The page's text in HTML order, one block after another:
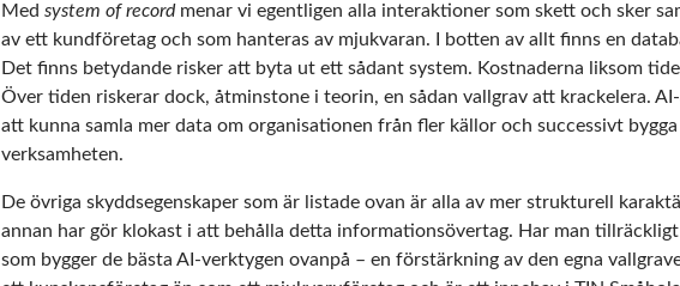
Med system of recordmenar vi egentligen alla interaktioner som skett och sker
av ett kundföretag och som hanteras av mjukvaran. I botten av allt finns en
Det finns betydande risker att byta ut ett sådant system. Kostnaderna liksom
Över tiden riskerar dock, åtminstone i teorin, en sådan vallgrav att krackelera.
att kunna samla mer data om organisationen från fler källor och successivt
verksamheten.
De övriga skyddsegenskaper som är listade ovan är alla av mer strukturell
annan har gör klokast i att behålla detta informationsövertag. Har man
som bygger de bästa AI-verktygen ovanpå – en förstärkning av den egna